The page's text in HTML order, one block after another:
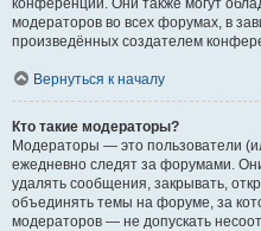
конференции. Они также могут
модераторов во всех форумах, в
произведённых создателем
Вернуться к началу
Кто такие модераторы?
Модераторы — это пользователи
ежедневно следят за форумами.
удалять сообщения, закрывать,
объединять темы на форуме, за
модераторов — не допускать